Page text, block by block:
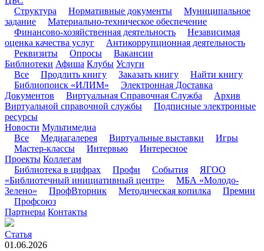
Структура
Нормативные документы
Муниципальное
задание
Материально-техническое обеспечение
Финансово-хозяйственная деятельность
Независимая
оценка качества услуг
Антикоррупционная деятельность
Реквизиты
Опросы
Вакансии
Библиотеки Афиша Клубы Услуги
Все
Продлить книгу Заказать книгу
Найти книгу
Библиопоиск «ИЛИМ»
Электронная Доставка
Документов
Виртуальная Справочная Служба
Архив
Виртуальной справочной службы
Подписные электронные
ресурсы
Новости Мультимедиа
Все
Медиагалерея Виртуальные выставки
Игры
Мастер-классы
Интервью
Интересное
Проекты Коллегам
Библиотека в цифрах
Профи События
ЯГОО
«Библиотечный инициативный центр»
МБА «Молодо-
Зелено»
ПрофВторник Методическая копилка
Премии
Профсоюз
Партнеры Контакты
Статья
01.06.2026